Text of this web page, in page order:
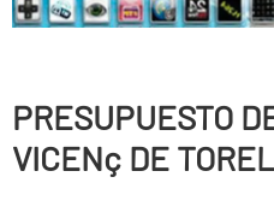
PRESUPUESTO
VICENç DE